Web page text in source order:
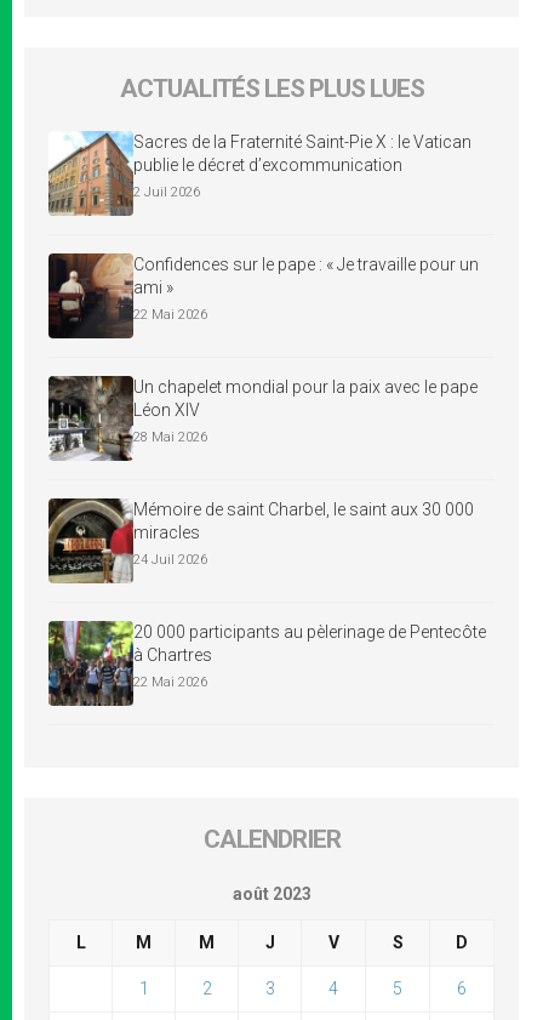
ACTUALITÉS LES PLUS LUES
Sacres de la Fraternité Saint-Pie X : le Vatican
publie le décret d’excommunication
2 Juil 2026
Confidences sur le pape : « Je travaille pour un
ami »
22 Mai 2026
Un chapelet mondial pour la paix avec le pape
Léon XIV
28 Mai 2026
Mémoire de saint Charbel, le saint aux 30 000
miracles
24 Juil 2026
20 000 participants au pèlerinage de Pentecôte
à Chartres
22 Mai 2026
CALENDRIER
août 2023
L M M J V S D
1 2 3 4 5 6